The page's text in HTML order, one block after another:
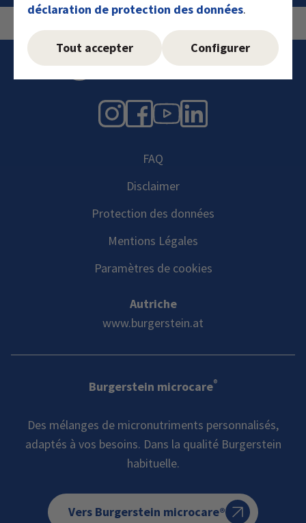
déclaration de protection des données.
Tout accepter Configurer
Instagram
Facebook
YouTube
LinkedIn
FAQ
Disclaimer
Protection des données
Mentions Légales
Paramètres de cookies
Autriche
www.burgerstein.at
Burgerstein microcare®
Des mélanges de micronutriments personnalisés,
adaptés à vos besoins. Dans la qualité Burgerstein
habituelle.
Vers Burgerstein microcare®